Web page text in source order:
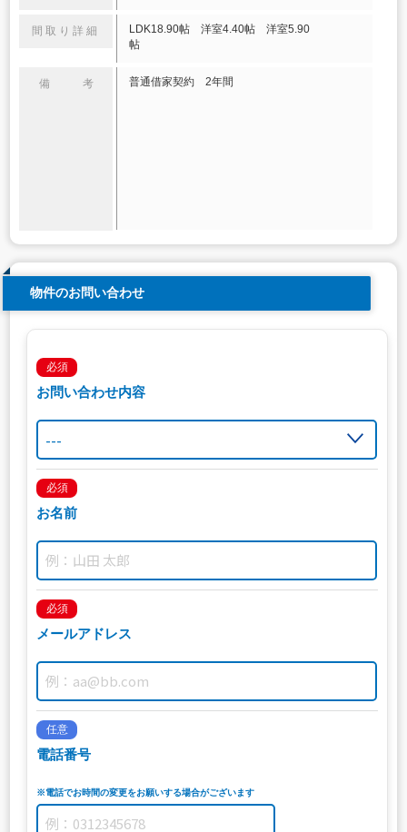
間取り詳細
LDK18.90帖 洋室4.40帖 洋室5.90
帖
備 考 普通借家契約 2年間
物件のお問い合わせ
必須
お問い合わせ内容
必須
お名前
必須
メールアドレス
任意
電話番号
※電話でお時間の変更をお願いする場合がございます